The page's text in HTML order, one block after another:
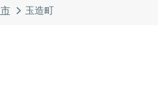
玉造町